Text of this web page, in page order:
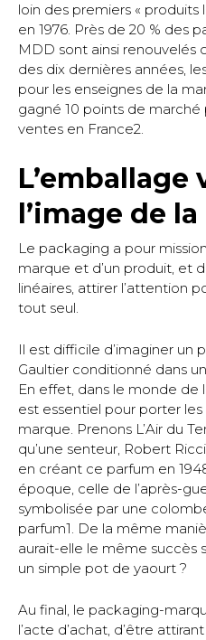
loin des premiers « produits
en 1976. Près de 20 % des
MDD sont ainsi renouvelés
des dix dernières années,
pour les enseignes de la
gagné 10 points de
ventes en France2.
L’emballage
l’image de
Le packaging a pour
marque et d’un produit, et
linéaires, attirer l’attention
tout seul.
Il est difficile d’imaginer un
Gaultier conditionné dans
En effet, dans le monde de
est essentiel pour porter les
marque. Prenons L’Air du
qu’une senteur, Robert
en créant ce parfum en
époque, celle de l’après-
symbolisée par une
parfum1. De la même
aurait-elle le même
un simple pot de yaourt ?
Au final, le packaging-
l’acte d’achat, d’être